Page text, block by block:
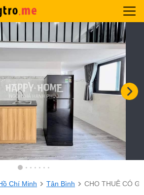
Chí Minh Tân Bình CHO THUÊ CÓ